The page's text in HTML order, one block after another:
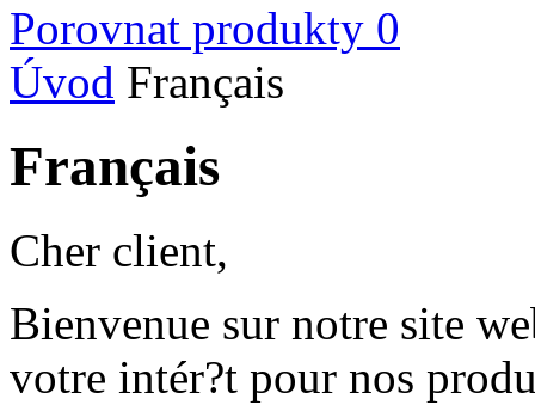
Porovnat produkty 0
Úvod Français
Français
Cher client,
Bienvenue sur notre site
votre intér?t pour nos